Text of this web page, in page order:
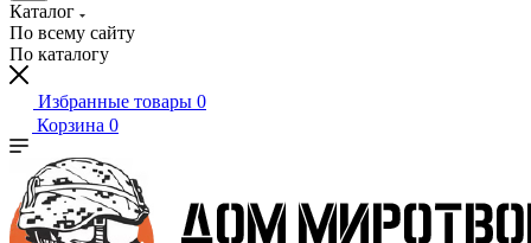
Каталог
По всему сайту
По каталогу
Избранные товары 0
Корзина 0